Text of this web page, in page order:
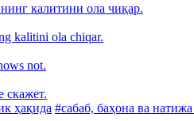
калитини ола чиқар.
kalitini ola chiqar.
not.
скажет.
ҳақида #сабаб, баҳона ва